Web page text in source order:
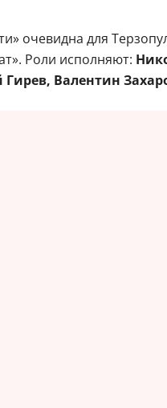
очевидна для
Роли исполняют:
Валентин